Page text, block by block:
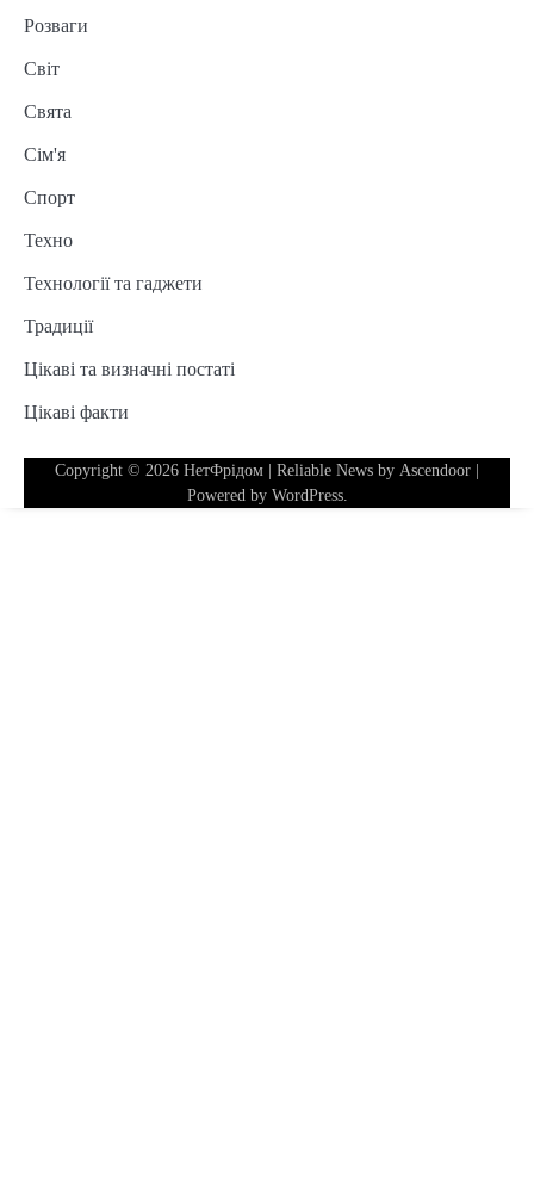
Розваги
Світ
Свята
Сім'я
Спорт
Техно
Технології та гаджети
Традиції
Цікаві та визначні постаті
Цікаві факти
Copyright © 2026 НетФрідом | Reliable News by Ascendoor |
Powered by WordPress.